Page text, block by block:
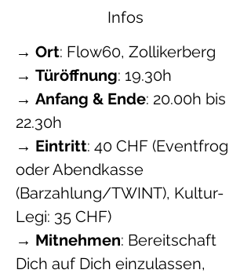
Infos
→ Ort: Flow60, Zollikerberg
→ Türöffnung: 19.30h
→ Anfang & Ende: 20.00h bis
22.30h
→ Eintritt: 40 CHF (Eventfrog
oder Abendkasse
(Barzahlung/TWINT), Kultur-
Legi: 35 CHF)
→ Mitnehmen: Bereitschaft
Dich auf Dich einzulassen,